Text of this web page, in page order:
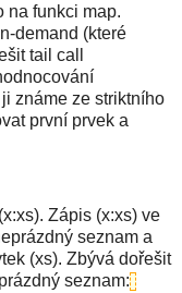
na funkci map.
demand (které
tail call
známe ze striktního
první prvek a
Zápis (x:xs) ve
seznam a
(xs). Zbývá dořešit
seznam: